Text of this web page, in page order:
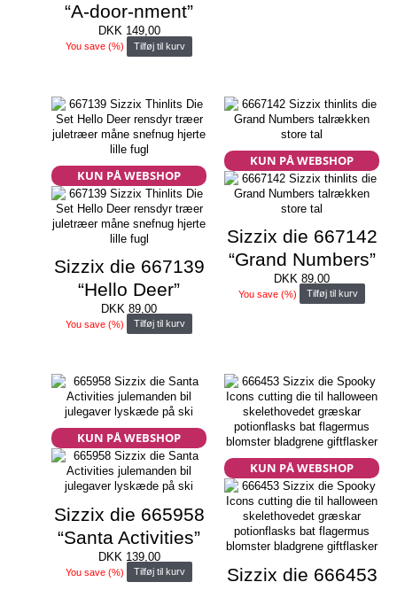
“A-door-nment”
DKK149,00
You save(%) Tilføj til kurv
KUN PÅ WEBSHOP
Sizzix die 667139
“Hello Deer”
DKK 89,00
You save(%) Tilføj til kurv
KUN PÅ WEBSHOP
Sizzix die 667142
“Grand Numbers”
DKK 89,00
You save (%) Tilføj til kurv
KUN PÅ WEBSHOP
Sizzix die 665958
“Santa Activities”
DKK 139,00
You save(%) Tilføj til kurv
KUN PÅ WEBSHOP
Sizzix die 666453